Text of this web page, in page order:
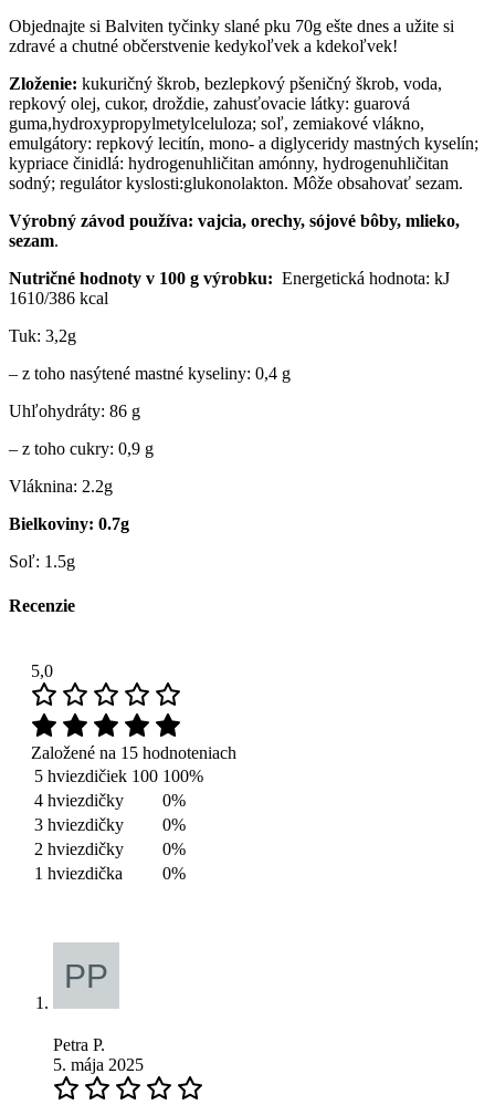
Objednajte si Balviten tyčinky slané pku 70g ešte dnes a užite si
zdravé a chutné občerstvenie kedykoľvek a kdekoľvek!
Zloženie: kukuričný škrob, bezlepkový pšeničný škrob, voda,
repkový olej, cukor, droždie, zahusťovacie látky: guarová
guma,hydroxypropylmetylceluloza; soľ, zemiakové vlákno,
emulgátory: repkový lecitín, mono- a diglyceridy mastných kyselín;
kypriace činidlá: hydrogenuhličitan amónny, hydrogenuhličitan
sodný; regulátor kyslosti:glukonolakton. Môže obsahovať sezam.
Výrobný závod používa: vajcia, orechy, sójové bôby, mlieko,
sezam.
Nutričné ​​hodnoty v 100 g výrobku: Energetická hodnota: kJ
1610/386 kcal
Tuk: 3,2g
– z toho nasýtené mastné kyseliny: 0,4 g
Uhľohydráty: 86 g
– z toho cukry: 0,9 g
Vláknina: 2.2g
Bielkoviny: 0.7g
Soľ: 1.5g
Recenzie
5,0
Založené na 15 hodnoteniach
5 hviezdičiek 100 100%
4 hviezdičky
0%
3 hviezdičky
0%
2 hviezdičky
0%
1 hviezdička
0%
Petra P.
5. mája 2025